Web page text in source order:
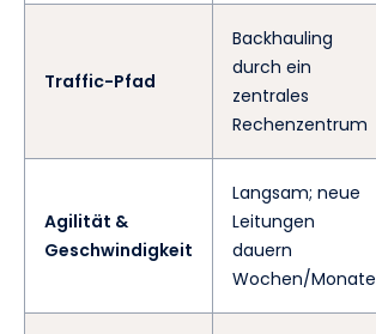
Traffic-Pfad
Backhauling
durch ein
zentrales
Rechenzentrum
Agilität &
Geschwindigkeit
Langsam; neue
Leitungen
dauern
Wochen/Monate